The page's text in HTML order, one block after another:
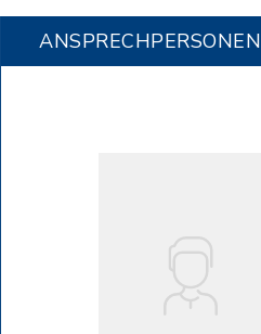
ANSPRECHPERSONEN